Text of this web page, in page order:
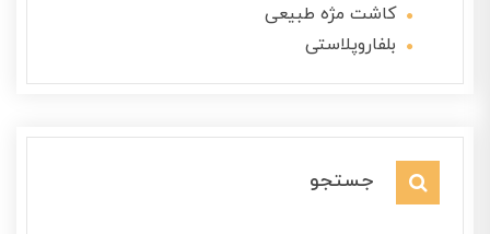
کاشت مژه طبیعی
بلفاروپلاستی
جستجو